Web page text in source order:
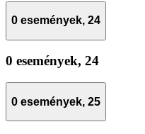
0 események, 24
0 események, 24
0 események, 25